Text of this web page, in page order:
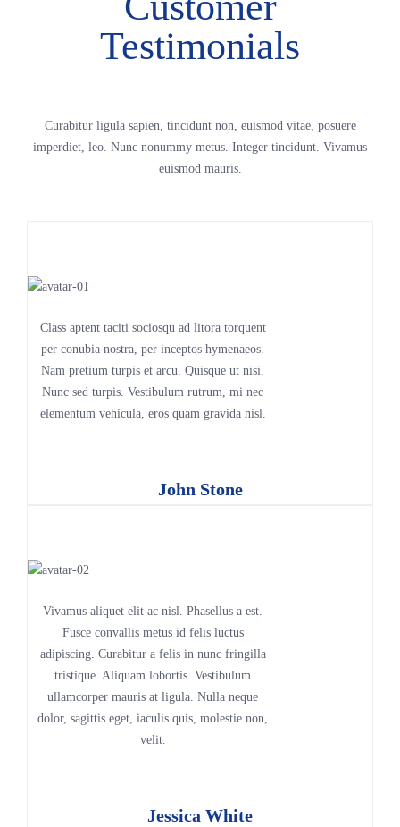
Testimonials
Curabitur ligula sapien, tincidunt non, euismod vitae, posuere
imperdiet, leo. Nunc nonummy metus. Integer tincidunt. Vivamus
euismod mauris.
Class aptent taciti sociosqu ad litora torquent
per conubia nostra, per inceptos hymenaeos.
Nam pretium turpis et arcu. Quisque ut nisi.
Nunc sed turpis. Vestibulum rutrum, mi nec
elementum vehicula, eros quam gravida nisl.
John Stone
Vivamus aliquet elit ac nisl. Phasellus a est.
Fusce convallis metus id felis luctus
adipiscing. Curabitur a felis in nunc fringilla
tristique. Aliquam lobortis. Vestibulum
ullamcorper mauris at ligula. Nulla neque
dolor, sagittis eget, iaculis quis, molestie non,
velit.
Jessica White